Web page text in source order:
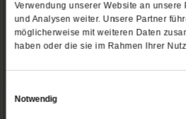
Verwendung unserer Website an
und Analysen weiter. Unsere Partner
möglicherweise mit weiteren Daten
haben oder die sie im Rahmen Ihrer
Notwendig
Am:Dienstag, 23.
Um:19.00 bis 20.30 Uhr
Wo: Online-Veranstaltung
Forum e. V. Die
September 2025, um 18.00